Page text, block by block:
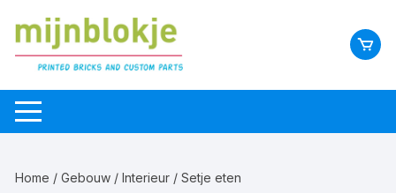
Home /Gebouw /Interieur / Setje eten